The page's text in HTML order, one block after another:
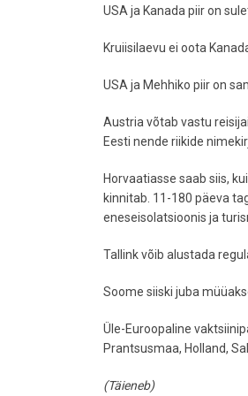
USA ja Kanada piir on
Kruiisilaevu ei oota
USA ja Mehhiko piir on
Austria võtab vastu
Eesti nende riikide
Horvaatiasse saab siis,
kinnitab. 11-180 päeva
eneseisolatsioonis ja
Tallink võib alustada
Soome siiski juba
Üle-Euroopaline
Prantsusmaa, Holland,
(Täieneb)